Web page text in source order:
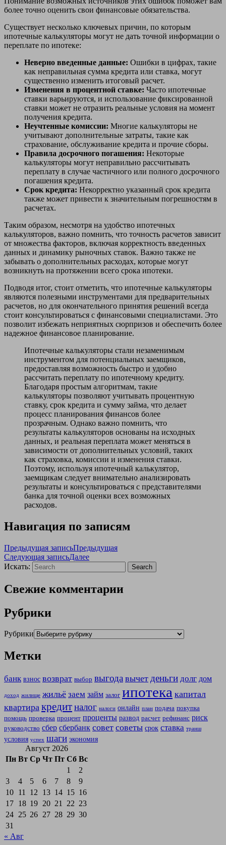
более точно оценить свои финансовые обязательства.
Существует несколько ключевых причин, по которым
ипотечные калькуляторы могут не дать точной информации о
переплате по ипотеке:
Неверно введенные данные: Ошибки в цифрах, такие
как неправильная сумма кредита или ставка, могут
существенно изменить итоговый расчет.
Изменения в процентной ставке: Часто ипотечные
ставки варьируются, и использование фиксированной
ставки может не отразить реальные условия на момент
получения кредита.
Неучтенные комиссии: Многие калькуляторы не
учитывают дополнительные затраты, такие как
страхование, обслуживание кредита и прочие сборы.
Правила досрочного погашения: Некоторые
калькуляторы могут неправильно рассчитывать
переплату в случае частичного или полного досрочного
погашения кредита.
Срок кредита: Некорректно указанный срок кредита
также может привести к значительным погрешностям в
расчетах.
Таким образом, несмотря на удобство ипотечных
калькуляторов, важно помнить, что точность расчетов зависит
от множества факторов, включая корректность введенных
данных и динамику рыночных ставок. Важно также не
забывать о дополнительных расходах, которые могут
возникнуть на протяжении всего срока ипотеки.
Подводя итог, стоит отметить, что ипотечные калькуляторы
являются полезными инструментами для предварительных
расчетов, но для окончательного принятия решений всегда
стоит консультироваться с финансовыми специалистами. Это
позволит избежать неприятных сюрпризов и обеспечить более
надежное финансовое планирование.
Ипотечные калькуляторы стали незаменимым
инструментом для потенциальных заемщиков,
предоставляя возможность быстро и удобно
рассчитать переплату по ипотечному кредиту.
Благодаря простым алгоритмам, такие
калькуляторы позволяют учитывать процентную
ставку, срок кредита и сумму займа, что делает
процесс планирования финансов более
прозрачным. Однако важно помнить, что
результаты калькуляторов основаны на исходных
данных, и реальная переплата может меняться в
зависимости от дополнительных условий, таких
как страховка, комиссии и изменения ставки.
Поэтому, используя ипотечный калькулятор,
заемщикам следует внимательно анализировать
результаты и консультироваться с представителями
банка для точной оценки всех возможных
расходов.
Навигация по записям
Предыдущая записьПредыдущая
Следующая записьДалее
Искать:
Search
Свежие комментарии
Рубрики
Рубрики
Метки
банк взнос возврат выбор выгода вычет деньги долг дом
доход жилище жильё заем займ залог ипотека капитал
квартира кредитналог налоги онлайн план подача покупка
помощь проверка процент проценты развод расчет рефинанс риск
руководство сбер сбербанк совет советы срок ставка транш
условия успех шаги экономия
Август 2026
Пн Вт Ср Чт Пт Сб Вс
1
2
3
4 5 6 7 8
9
10 11 12 13 14 15 16
17 18 19 20 21 22 23
24 25 26 27 28 29 30
31
« Авг